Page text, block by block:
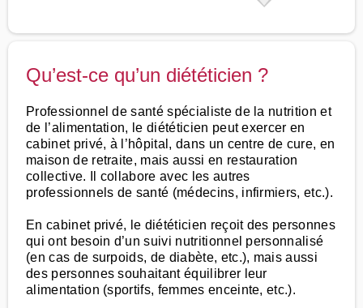
Qu’est-ce qu’un diététicien ?
Professionnel de santé spécialiste de la nutrition et
de l’alimentation, le diététicien peut exercer en
cabinet privé, à l’hôpital, dans un centre de cure, en
maison de retraite, mais aussi en restauration
collective. Il collabore avec les autres
professionnels de santé (médecins, infirmiers, etc.).
En cabinet privé, le diététicien reçoit des personnes
qui ont besoin d’un suivi nutritionnel personnalisé
(en cas de surpoids, de diabète, etc.), mais aussi
des personnes souhaitant équilibrer leur
alimentation (sportifs, femmes enceinte, etc.).